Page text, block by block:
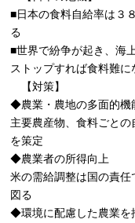
■日本の食料自給率は３
る
■世界で紛争が起き、海
ストップすれば食料難に
【対策】
◆農業・農地の多面的機
主要農産物、食料ごとの
を策定
◆農業者の所得向上
米の需給調整は国の責
図る
◆環境に配慮した農業を